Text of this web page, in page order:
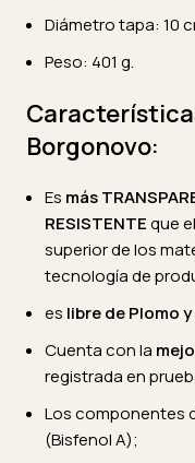
Diámetro tapa: 10
Peso: 401 g.
Borgonovo:
Es más
RESISTENTEque
superior de los
tecnología de
es libre de Plomo
Cuenta con la
registrada en
Los componentes
(Bisfenol A);